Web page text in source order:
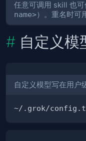
任意可调用 skill 也
name>）。重名时可
自定义模
自定义模型写在用户